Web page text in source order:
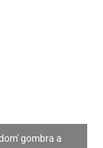
gombra a